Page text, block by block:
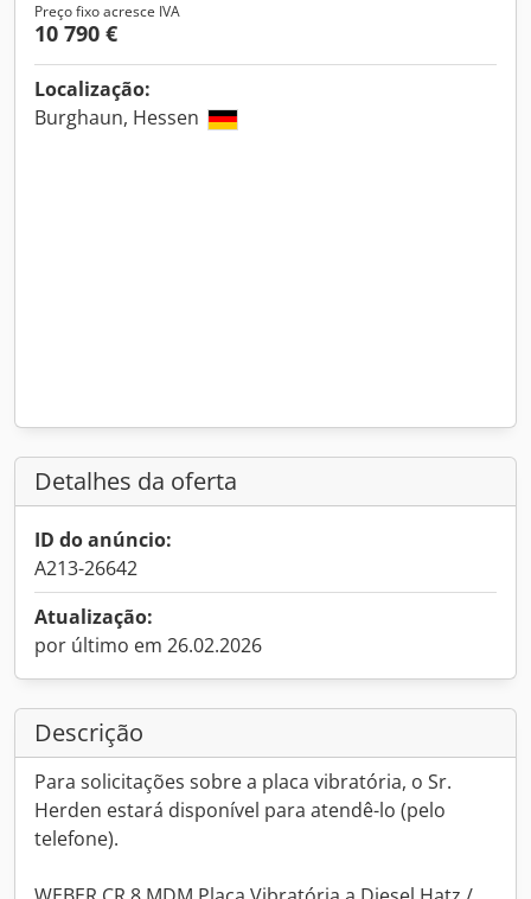
Preço fixo acresce IVA
10 790 €
Localização:
Burghaun, Hessen
Detalhes da oferta
ID do anúncio:
A213-26642
Atualização:
por último em 26.02.2026
Descrição
Para solicitações sobre a placa vibratória, o Sr.
Herden estará disponível para atendê-lo (pelo
telefone).